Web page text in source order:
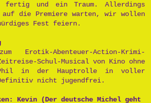
fertig und ein Traum. Allerdings
die Premiere warten, wir wollen
Fest feiern.
Erotik-Abenteuer-Action-Krimi-
Schul-Musical von Kino ohne
in der Hauptrolle in voller
nicht jugendfrei.
Kevin (Der deutsche Michel geht